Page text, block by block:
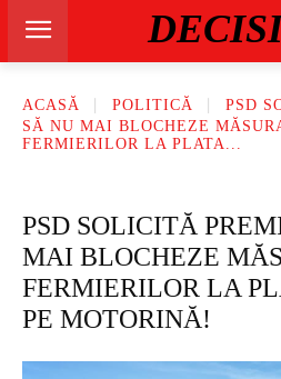
ACASĂ POLITICĂ
PSD
SĂ NU MAI BLOCHEZE
FERMIERILOR LA PLATA...
PSD SOLICITĂ
MAI BLOCHEZE
FERMIERILOR LA
PE MOTORINĂ!